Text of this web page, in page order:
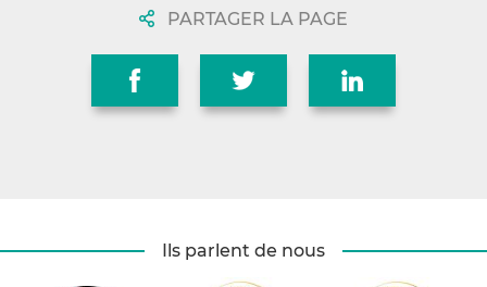
PARTAGER LA PAGE
Ils parlent de nous